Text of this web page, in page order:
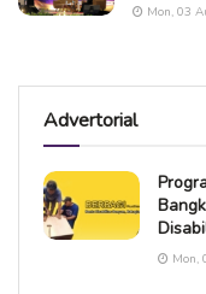
Mon, 03
Advertorial
Mon,